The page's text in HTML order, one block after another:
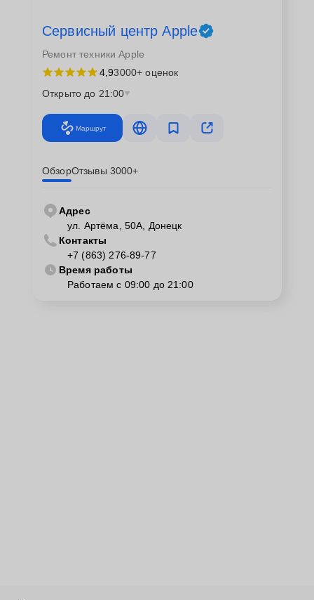
Сервисный центр Apple
Ремонт техники Apple
4,93000+ оценок
Открыто до 21:00
Маршрут
ОбзорОтзывы 3000+
Адрес
ул. Артёма, 50А, Донецк
Контакты
+7 (863) 276-89-77
Время работы
Работаем с 09:00 до 21:00